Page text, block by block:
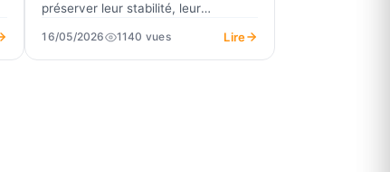
préserver leur stabilité, leur
16/05/2026 1140 vues Lire